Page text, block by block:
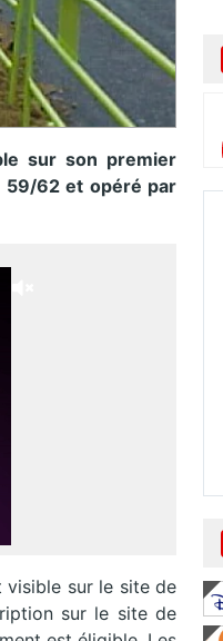
sur son premier
59/62 et opéré par
visible sur le site de
sur le site de